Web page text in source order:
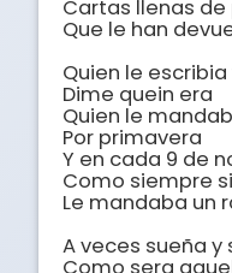
Cartas llenas de
Que le han
Quien le
Dime quein era
Quien le
Por primavera
Y en cada 9 de
Como siempre
Le mandaba un
A veces sueña y